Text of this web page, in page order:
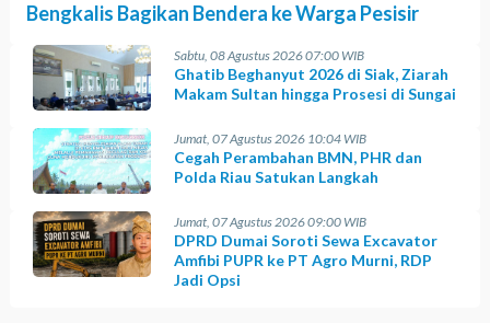
Bengkalis Bagikan Bendera ke Warga Pesisir
Sabtu, 08 Agustus 2026 07:00 WIB
Ghatib Beghanyut 2026 di Siak, Ziarah
Makam Sultan hingga Prosesi di Sungai
Jumat, 07 Agustus 2026 10:04 WIB
Cegah Perambahan BMN, PHR dan
Polda Riau Satukan Langkah
Jumat, 07 Agustus 2026 09:00 WIB
DPRD Dumai Soroti Sewa Excavator
Amfibi PUPR ke PT Agro Murni, RDP
Jadi Opsi